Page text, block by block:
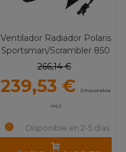
Ventilador Radiador Polaris
Sportsman/Scrambler 850
HI-Performance MOOSE
266,14 €
239,53 € (impuestos
inc.)
Disponible en 2-5 días